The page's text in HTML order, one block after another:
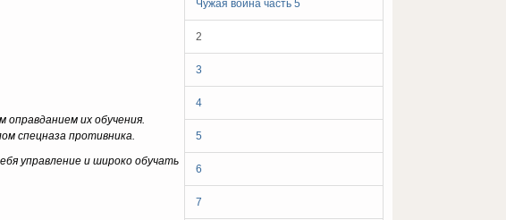
Чужая война часть 5
2
3
4
5
6
7
оправданием их обучения.
спецназа противника.
управление и широко обучать